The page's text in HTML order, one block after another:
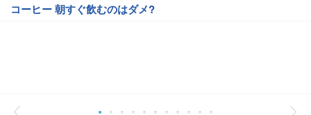
コーヒー 朝すぐ飲むのはダメ?